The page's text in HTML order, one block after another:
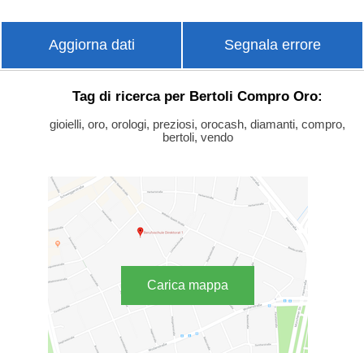
Aggiorna dati Segnala errore
Tag di ricerca per Bertoli Compro Oro:
gioielli, oro, orologi, preziosi, orocash, diamanti, compro,
bertoli, vendo
Carica mappa